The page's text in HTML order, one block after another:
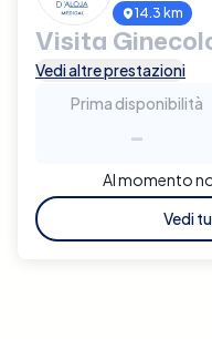
14.3 km
Visita
Vedi altre prestazioni
Prima disponibilità
-
Al momento
Vedi